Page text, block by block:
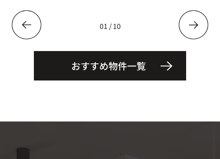
01 / 10
おすすめ物件一覧